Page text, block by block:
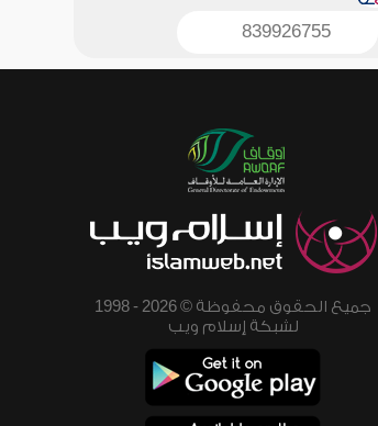
839926755
جميع الحقوق محفوظة © 2026 - 1998
لشبكة إسلام ويب